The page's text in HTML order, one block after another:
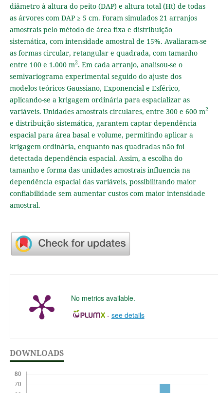
diâmetro à altura do peito (DAP) e altura total (Ht) de todas
as árvores com DAP ≥ 5 cm. Foram simulados 21 arranjos
amostrais pelo método de área fixa e distribuição
sistemática, com intensidade amostral de 15%. Avaliaram-se
as formas circular, retangular e quadrada, com tamanho
entre 100 e 1.000 m2. Em cada arranjo, analisou-se o
semivariograma experimental seguido do ajuste dos
modelos teóricos Gaussiano, Exponencial e Esférico,
aplicando-se a krigagem ordinária para espacializar as
variáveis. Unidades amostrais circulares, entre 300 e 600 m2
e distribuição sistemática, garantem captar dependência
espacial para área basal e volume, permitindo aplicar a
krigagem ordinária, enquanto nas quadradas não foi
detectada dependência espacial. Assim, a escolha do
tamanho e forma das unidades amostrais influencia na
dependência espacial das variáveis, possibilitando maior
confiabilidade sem aumentar custos com maior intensidade
amostral.
No metrics available.
- see details
DOWNLOADS